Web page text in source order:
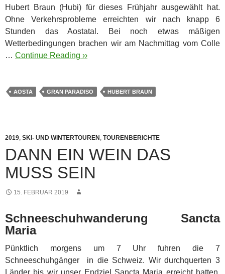
Hubert Braun (Hubi) für dieses Frühjahr ausgewählt hat.
Ohne Verkehrsprobleme erreichten wir nach knapp 6
Stunden das Aostatal.
Bei noch etwas mäßigen
Wetterbedingungen brachen wir am Nachmittag vom Colle
… Continue Reading ››
AOSTA GRAN PARADISO HUBERT BRAUN
2019, SKI- UND WINTERTOUREN, TOURENBERICHTE
DANN EIN WEIN DAS
MUSS SEIN
15. FEBRUAR 2019
Schneeschuhwanderung Sancta
Maria
Pünktlich morgens um 7 Uhr fuhren die 7
Schneeschuhgänger in die Schweiz. Wir durchquerten 3
Länder bis wir unser Endziel Sancta Maria erreicht hatten.